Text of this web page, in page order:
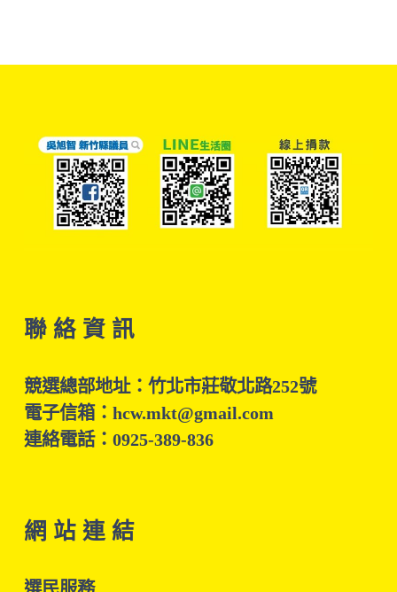
聯 絡 資 訊
競選總部地址：竹北市莊敬北路252號
電子信箱：hcw.mkt@gmail.com
連絡電話：0925-389-836
網 站 連 結